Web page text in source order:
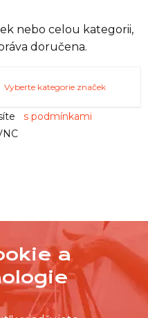
nebo celou kategorii,
doručena.
Vyberte kategorie značek
s podmínkami
a